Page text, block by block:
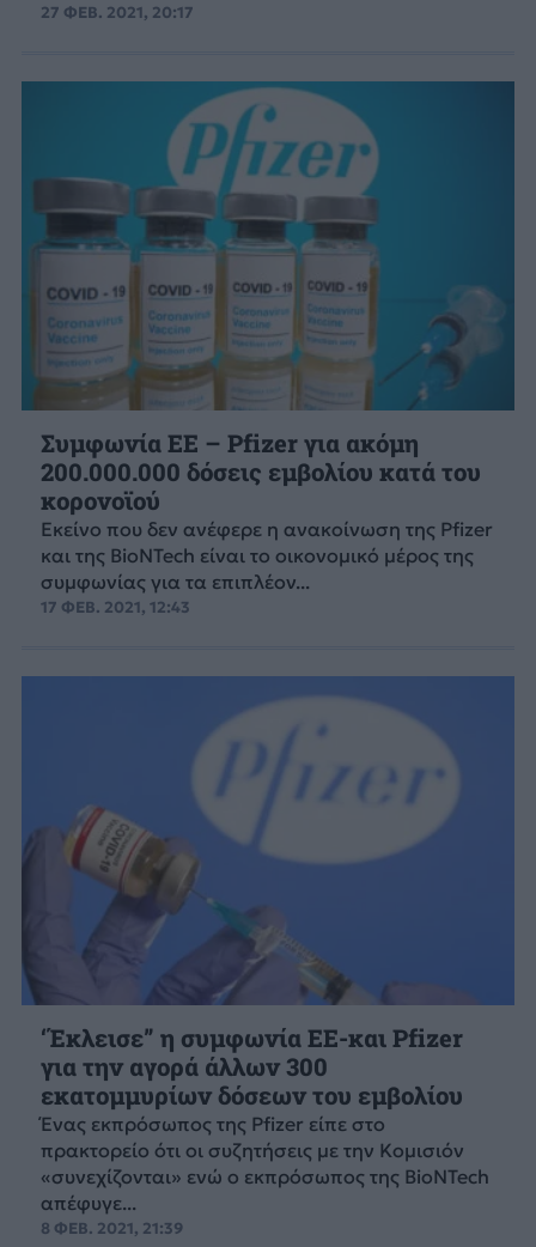
27 ΦΕΒ. 2021, 20:17
Συμφωνία ΕΕ – Pfizer για ακόμη
200.000.000 δόσεις εμβολίου κατά του
κορονοϊού
Εκείνο που δεν ανέφερε η ανακοίνωση της Pfizer
και της BioNTech είναι το οικονομικό μέρος της
συμφωνίας για τα επιπλέον...
17 ΦΕΒ. 2021, 12:43
‘Έκλεισε” η συμφωνία ΕΕ-και Pfizer
για την αγορά άλλων 300
εκατομμυρίων δόσεων του εμβολίου
Ένας εκπρόσωπος της Pfizer είπε στο
πρακτορείο ότι οι συζητήσεις με την Κομισιόν
«συνεχίζονται» ενώ ο εκπρόσωπος της BioNTech
απέφυγε...
8 ΦΕΒ. 2021, 21:39